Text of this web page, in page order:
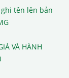
tên lên bản
VÀ HÀNH